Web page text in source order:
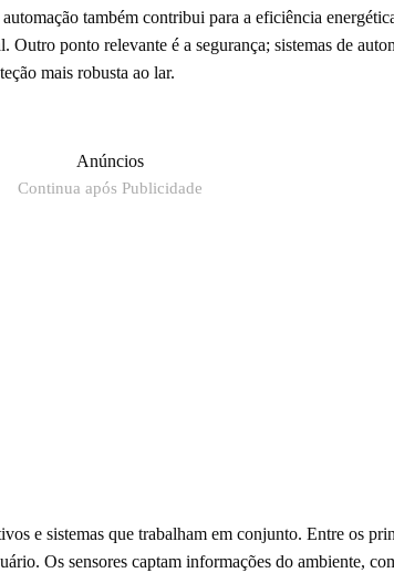
também contribui para a eficiência
ponto relevante é a segurança; sistemas de
mais robusta ao lar.
Anúncios
Continua após Publicidade
e sistemas que trabalham em conjunto. Entre os
Os sensores captam informações do ambiente,